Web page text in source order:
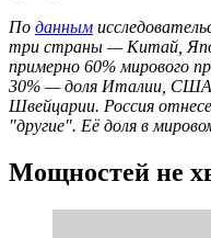
По данным
три страны — Китай,
примерно 60% мирового
30% — доля Италии,
Швейцарии. Россия
"другие". Её доля в
Мощностей не